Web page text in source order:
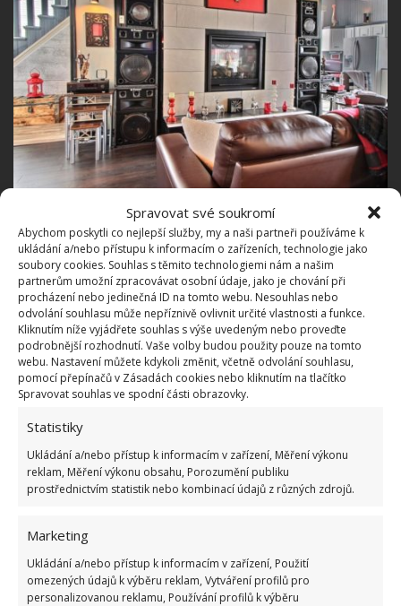
Spravovat své soukromí
Abychom poskytli co nejlepší služby, my a naši partneři používáme k
ukládání a/nebo přístupu k informacím o zařízeních, technologie jako
soubory cookies. Souhlas s těmito technologiemi nám a našim
partnerům umožní zpracovávat osobní údaje, jako je chování při
procházení nebo jedinečná ID na tomto webu. Nesouhlas nebo
odvolání souhlasu může nepříznivě ovlivnit určité vlastnosti a funkce.
Kliknutím níže vyjádřete souhlas s výše uvedeným nebo proveďte
podrobnější rozhodnutí. Vaše volby budou použity pouze na tomto
webu. Nastavení můžete kdykoli změnit, včetně odvolání souhlasu,
pomocí přepínačů v Zásadách cookies nebo kliknutím na tlačítko
Spravovat souhlas ve spodní části obrazovky.
Statistiky
Ukládání a/nebo přístup k informacím v zařízení, Měření výkonu
reklam, Měření výkonu obsahu, Porozumění publiku
prostřednictvím statistik nebo kombinací údajů z různých zdrojů.
Marketing
Ukládání a/nebo přístup k informacím v zařízení, Použití
omezených údajů k výběru reklam, Vytváření profilů pro
personalizovanou reklamu, Používání profilů k výběru
Dvě ložnice v mezipatrech
Součástí domu je samozřejmě také koupelna,
přesněji řečeno hned dvě – jednu malou a jednu
velkou. Nabízí volně stojící vanu, samostatnou
sprchu i koutek sloužící jako prádelna.